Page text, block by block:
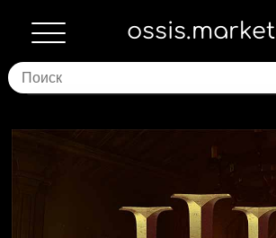
ossis.market